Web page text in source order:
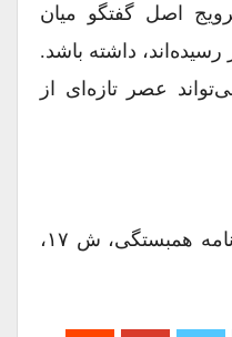
اصل گفت‏گو میان
داشته باشد.
عصر تازه‏‌اى از
گفت‏وگو با حمید رزاقى، روزنامه همبستگى، ش ۱۷،